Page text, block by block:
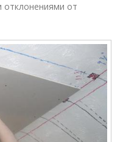
отклонениями от